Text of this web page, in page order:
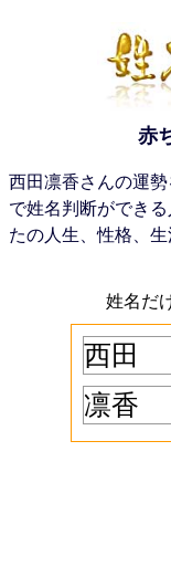
赤
西田凛香さんの運
で姓名判断ができ
たの人生、性格、
姓名だ